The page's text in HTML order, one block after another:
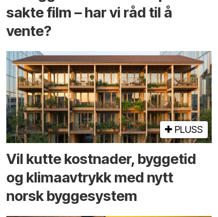
sakte film – har vi råd til å
vente?
PLUSS
Vil kutte kostnader, byggetid
og klima­avtrykk med nytt
norsk bygge­system